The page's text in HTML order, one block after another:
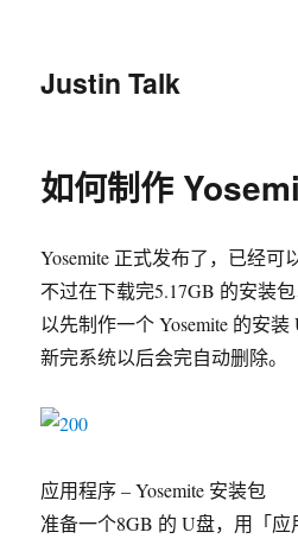
Justin Talk
如何制作
Yosemite 正式发布了，已经可
不过在下载完5.17GB 的安装
以先制作一个 Yosemite 的安
新完系统以后会完自动删除。
应用程序 – Yosemite 安装包
准备一个8GB 的 U盘，用「